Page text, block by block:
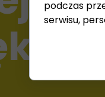
podczas
serwisu,